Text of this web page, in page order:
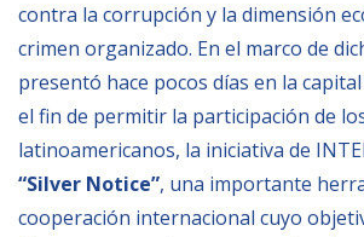
contra la corrupción y la dimensión
crimen organizado. En el marco de
presentó hace pocos días en la
el fin de permitir la participación de
latinoamericanos, la iniciativa de
“Silver Notice”, una importante
cooperación internacional cuyo